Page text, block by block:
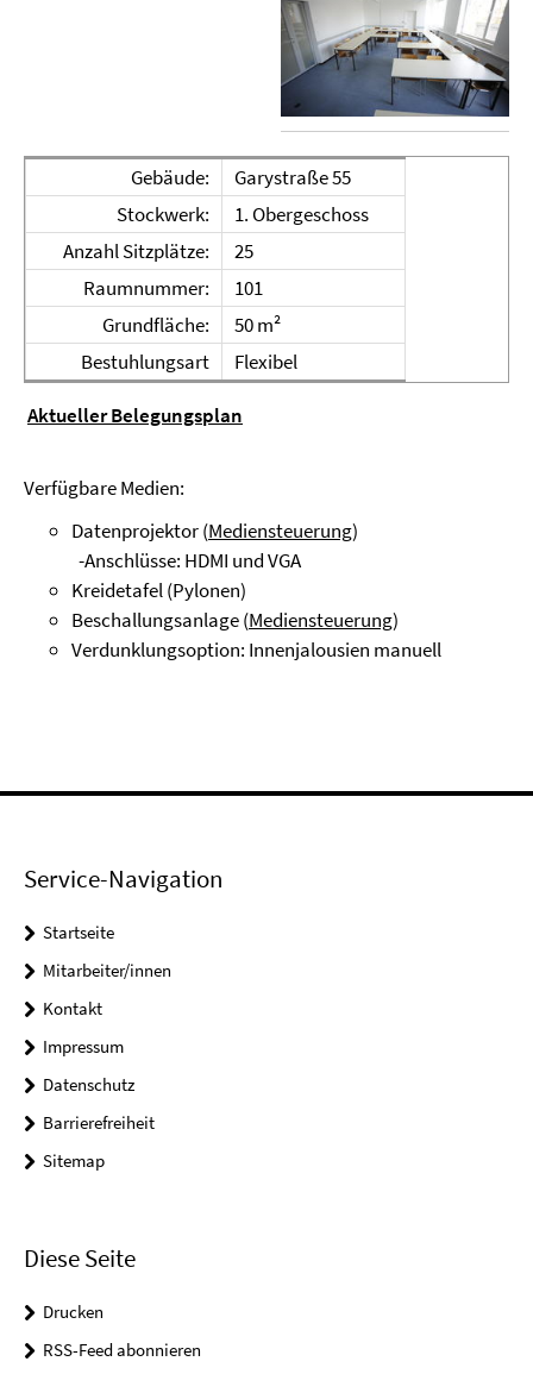
Gebäude:
Garystraße 55
Stockwerk:
1. Obergeschoss
Anzahl Sitzplätze:
25
Raumnummer:
101
Grundfläche:
50 m²
Bestuhlungsart
Flexibel
Aktueller Belegungsplan
Verfügbare Medien:
Datenprojektor (Mediensteuerung)
-Anschlüsse: HDMI und VGA
Kreidetafel (Pylonen)
Beschallungsanlage (Mediensteuerung)
Verdunklungsoption: Innenjalousien manuell
Service-Navigation
Startseite
Mitarbeiter/innen
Kontakt
Impressum
Datenschutz
Barrierefreiheit
Sitemap
Diese Seite
Drucken
RSS-Feed abonnieren